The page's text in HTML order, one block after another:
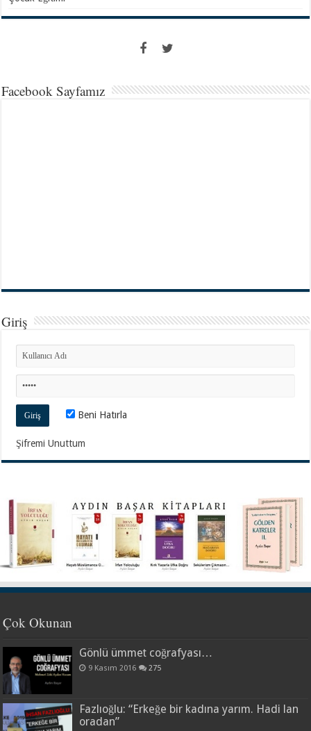
Facebook Sayfamız
Giriş
Beni Hatırla
Şifremi Unuttum
Çok Okunan
Gönlü ümmet coğrafyası…
9 Kasım 2016 275
Fazlıoğlu: “Erkeğe bir kadına yarım. Hadi lan
oradan”